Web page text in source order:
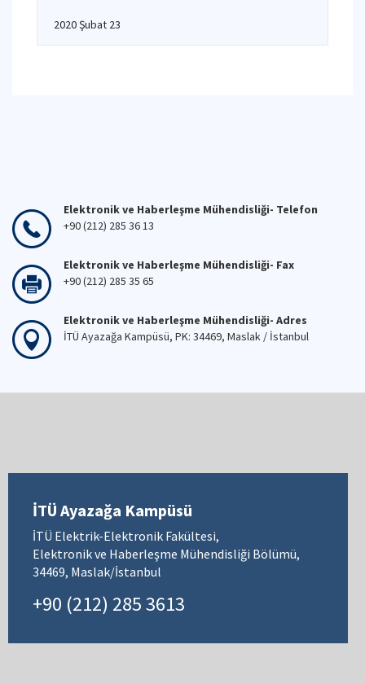
2020 Şubat 23
Elektronik ve Haberleşme Mühendisliği- Telefon
+90 (212) 285 36 13
Elektronik ve Haberleşme Mühendisliği- Fax
+90 (212) 285 35 65
Elektronik ve Haberleşme Mühendisliği- Adres
İTÜ Ayazağa Kampüsü, PK: 34469, Maslak / İstanbul
İTÜ Ayazağa Kampüsü
İTÜ Elektrik-Elektronik Fakültesi,
Elektronik ve Haberleşme Mühendisliği Bölümü,
34469, Maslak/İstanbul
+90 (212) 285 3613